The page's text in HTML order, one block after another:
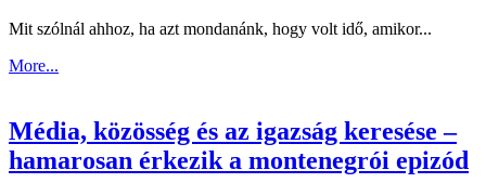
Mit szólnál ahhoz, ha azt mondanánk, hogy volt idő, amikor...
More...
Média, közösség és az igazság keresése –
hamarosan érkezik a montenegrói epizód